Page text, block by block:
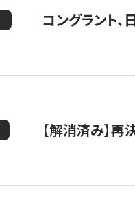
コングラント
【解消済み】